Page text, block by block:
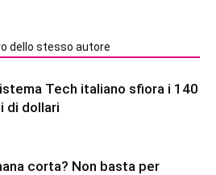
dello stesso autore
Tech italiano sfiora i 140
di dollari
corta? Non basta per